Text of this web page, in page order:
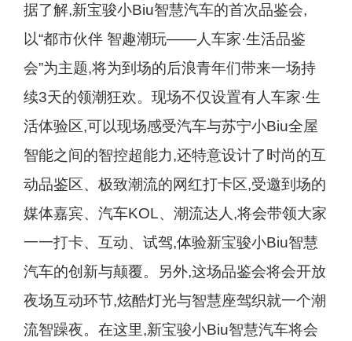
据了解,新宝骏小Biu智慧汽车的首次品鉴会,
以“都市伙伴 智趣潮玩——人车家·生活品鉴
会”为主题,将为到场的后浪青年们带来一场持
续3天的领潮狂欢。现场不仅设置有人车家·生
活体验区,可以现场感受汽车与苏宁小Biu全屋
智能之间的智控超能力,还特意设计了时尚的互
动品鉴区、极致潮流的网红打卡区,受邀到场的
媒体嘉宾、汽车KOL、潮流达人,将会带领大家
一一打卡、互动、试驾,体验新宝骏小Biu智慧
汽车的创新与颠覆。另外,这场品鉴会将会开放
夜场互动环节,炫酷灯光与智慧座驾织就一个潮
流智躁夜。在这里,新宝骏小Biu智慧汽车将会